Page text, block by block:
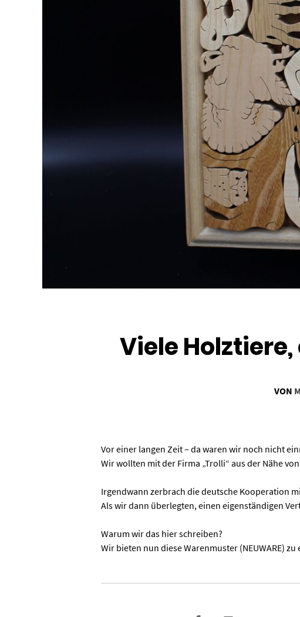
Viele
VON
Vor einer langen Zeit – da waren wir noch nicht
Wir wollten mit der Firma „Trolli“ aus der Nähe
Irgendwann zerbrach die deutsche Kooperation
Als wir dann überlegten, einen eigenständigen
Warum wir das hier schreiben?
Wir bieten nun diese Warenmuster (NEUWARE)